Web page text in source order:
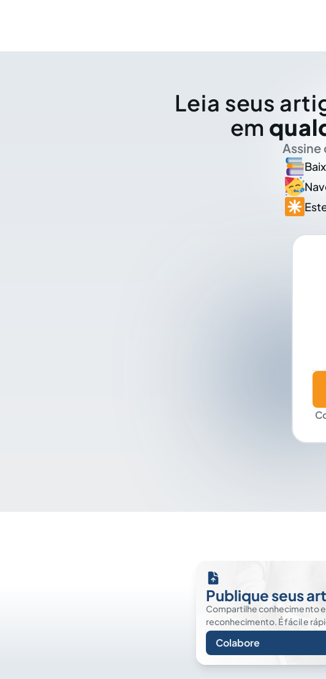
Leia seus
em
Assine
Publique seus
Compartilhe conhecimento
reconhecimento. É fácil e
Colabore